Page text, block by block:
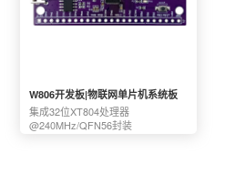
W806开发板|物联网单片机系统板
集成32位XT804处理器
@240MHz/QFN56封装